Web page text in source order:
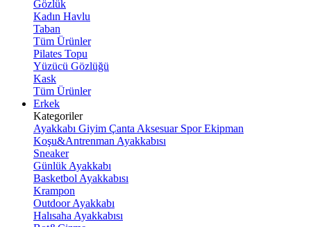
Gözlük
Kadın Havlu
Taban
Tüm Ürünler
Pilates Topu
Yüzücü Gözlüğü
Kask
Tüm Ürünler
Erkek
Kategoriler
Ayakkabı Giyim Çanta Aksesuar Spor Ekipman
Koşu&Antrenman Ayakkabısı
Sneaker
Günlük Ayakkabı
Basketbol Ayakkabısı
Krampon
Outdoor Ayakkabı
Halısaha Ayakkabısı